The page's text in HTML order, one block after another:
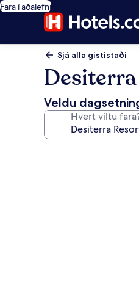
Fara í aðalefni
Sjá alla gististaði
Veldu
Hvert viltu